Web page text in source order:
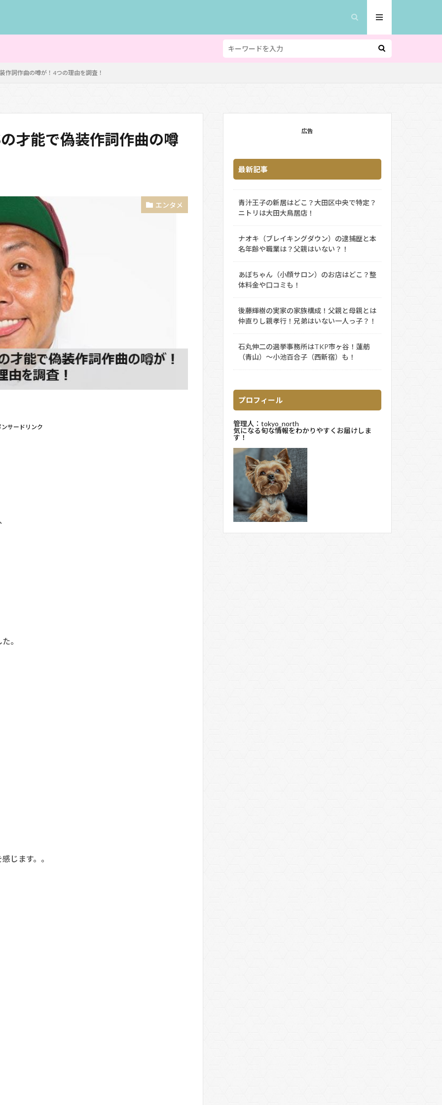
作詞作曲の噂が！4つの理由を調査！
才能で偽装作詞作曲の噂
エンタメ
ンサードリンク
。
感じます。。
広告
最新記事
青汁王子の新居はどこ？大田区中央で特定？
ニトリは大田大鳥居店！
ナオキ（ブレイキングダウン）の逮捕歴と本
名年齢や職業は？父親はいない？！
あぼちゃん（小顔サロン）のお店はどこ？整
体料金や口コミも！
後藤輝樹の実家の家族構成！父親と母親とは
仲直りし親孝行！兄弟はいない一人っ子？！
石丸伸二の選挙事務所はTKP市ヶ谷！蓮舫
（青山）～小池百合子（西新宿）も！
プロフィール
管理人：tokyo_north
気になる旬な情報をわかりやすくお届けしま
す！